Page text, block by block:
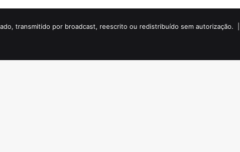
transmitido por broadcast, reescrito ou redistribuído sem autorização. |